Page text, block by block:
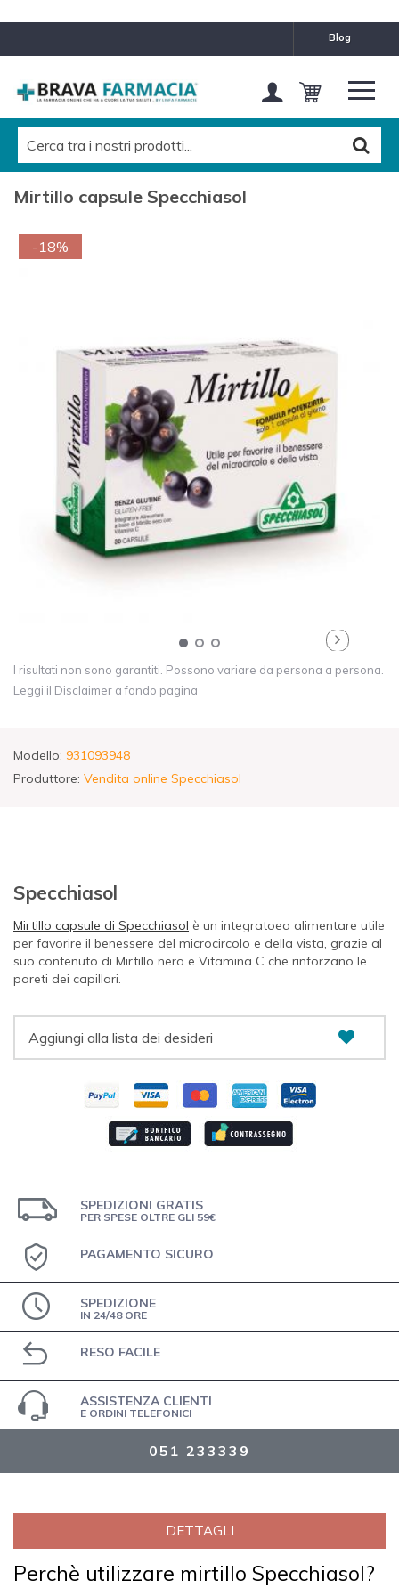
blog
Mirtillo capsule Specchiasol
-18%
I risultati non sono garantiti. Possono variare da persona a persona.
Leggi il Disclaimer a fondo pagina
Modello: 931093948
Produttore: Vendita online Specchiasol
Specchiasol
Mirtillo capsule di Specchiasol è un integratoea alimentare utile
per favorire il benessere del microcircolo e della vista, grazie al
suo contenuto di Mirtillo nero e Vitamina C che rinforzano le
pareti dei capillari.
Aggiungi alla lista dei desideri
SPEDIZIONI GRATIS
PER SPESE OLTRE GLI 59€
PAGAMENTO SICURO
SPEDIZIONE
IN 24/48 ORE
RESO FACILE
ASSISTENZA CLIENTI
E ORDINI TELEFONICI
051 233339
DETTAGLI
Perchè utilizzare mirtillo Specchiasol?